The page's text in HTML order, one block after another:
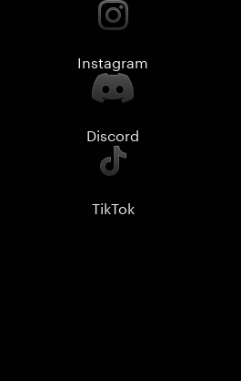
Instagram
Discord
TikTok